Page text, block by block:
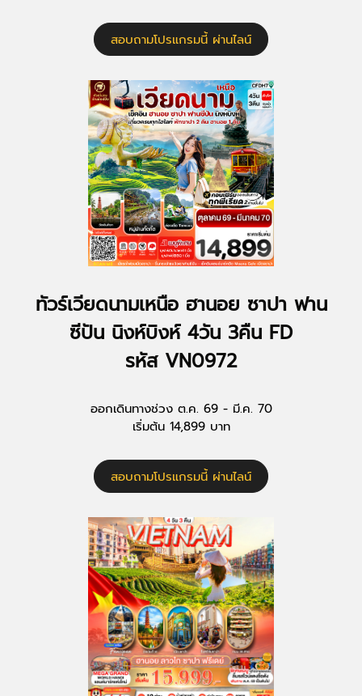
สอบถามโปรแกรมนี้ ผ่านไลน์
ทัวร์เวียดนามเหนือ ฮานอย ซาปา ฟาน
ซีปัน นิงห์บิงห์ 4วัน 3คืน FD
รหัส VN0972
ออกเดินทางช่วง ต.ค. 69 - มี.ค. 70
เริ่มต้น 14,899 บาท
สอบถามโปรแกรมนี้ ผ่านไลน์